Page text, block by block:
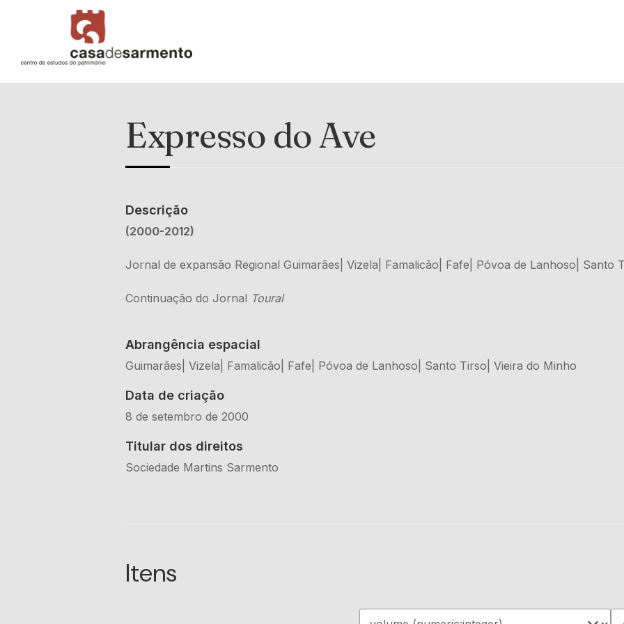
Expresso do Ave
Descrição
(2000-2012)
Jornal de expansão Regional Guimarães| Vizela| Famalicão| Fafe| Póvoa de Lanhoso| Santo
Continuação do Jornal Toural
Abrangência espacial
Guimarães| Vizela| Famalicão| Fafe| Póvoa de Lanhoso| Santo Tirso| Vieira do Minho
Data de criação
8 de setembro de 2000
Titular dos direitos
Sociedade Martins Sarmento
Itens